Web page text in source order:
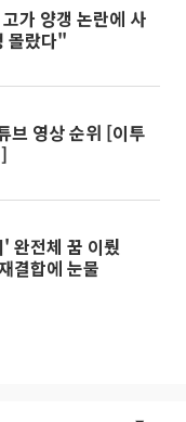
가 양갱 논란에 사
몰랐다"
브 영상 순위 [이투
완전체 꿈 이뤘
결합에 눈물